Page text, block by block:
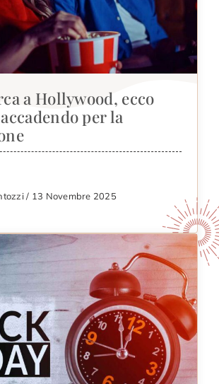
a Hollywood, ecco
per la
/ 13 Novembre 2025